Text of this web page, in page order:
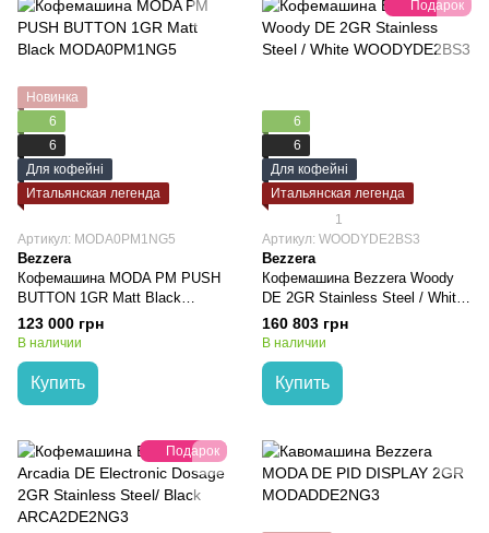
Новинка
6
6
Для кофейні
Итальянская легенда
Артикул: MODA0PM1NG5
Bezzera
Кофемашина MODA PM PUSH
BUTTON 1GR Matt Black
MODA0PM1NG5
123 000 грн
В наличии
Купить
Подарок
6
6
Для кофейні
Итальянская легенда
1
Артикул: WOODYDE2BS3
Bezzera
Кофемашина Bezzera Woody
DE 2GR Stainless Steel / White
WOODYDE2BS3
160 803 грн
В наличии
Купить
Подарок